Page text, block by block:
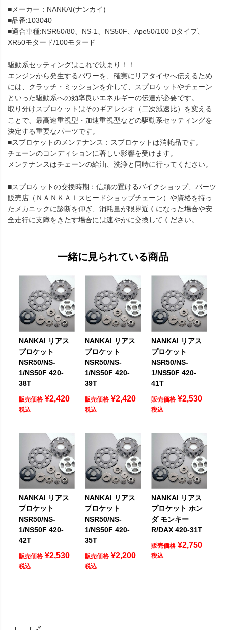
■メーカー：NANKAI(ナンカイ)
■品番:103040
■適合車種:NSR50/80、NS-1、NS50F、Ape50/100 Dタイプ、
XR50モタード/100モタード
駆動系セッティングはこれで決まり！！
エンジンから発生するパワーを、確実にリアタイヤへ伝えるため
には、クラッチ・ミッションを介して、スプロケットやチェーン
といった駆動系への効率良いエネルギーの伝達が必要です。
取り分けスプロケットはそのギアレシオ（二次減速比）を変える
ことで、最高速重視型・加速重視型などの駆動系セッティングを
決定する重要なパーツです。
■スプロケットのメンテナンス：スプロケットは消耗品です。
チェーンのコンディションに著しい影響を受けます。
メンテナンスはチェーンの給油、洗浄と同時に行ってください。
■スプロケットの交換時期：信頼の置けるバイクショップ、パーツ
販売店（ＮＡＮＫＡＩスピードショップチェーン）や資格を持っ
たメカニックに診断を仰ぎ、消耗量が限界近くになった場合や安
全走行に支障をきたす場合には速やかに交換してください。
一緒に見られている商品
NANKAI リアス
プロケット
NSR50/NS-
1/NS50F 420-
38T
販売価格 ¥2,420
税込
NANKAI リアス
プロケット
NSR50/NS-
1/NS50F 420-
39T
販売価格 ¥2,420
税込
NANKAI リアス
プロケット
NSR50/NS-
1/NS50F 420-
41T
販売価格 ¥2,530
税込
NANKAI リアス
プロケット
NSR50/NS-
1/NS50F 420-
42T
販売価格 ¥2,530
税込
NANKAI リアス
プロケット
NSR50/NS-
1/NS50F 420-
35T
販売価格 ¥2,200
税込
NANKAI リアス
プロケット ホン
ダ モンキー
R/DAX 420-31T
販売価格 ¥2,750
税込